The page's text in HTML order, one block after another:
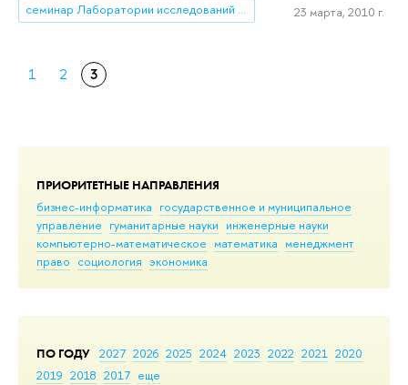
ПРИОРИТЕТНЫЕ НАПРАВЛЕНИЯ
бизнес-информатика государственное и муниципальное
управление гуманитарные науки инженерные науки
компьютерно-математическое математика менеджмент
право социология экономика
ПО ГОДУ 2027 2026 2025 2024 2023 2022 2021 2020
2019 2018 2017 еще
семинар Лаборатории исследований рынка труда (ЛИРТ) 23 марта, 2010 г.
1 2 3